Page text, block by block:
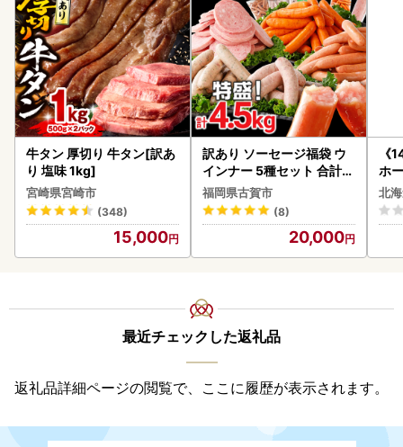
牛タン 厚切り 牛タン[訳あ
り 塩味 1kg]
宮崎県宮崎市
(348)
15,000
訳あり ソーセージ福袋 ウ
インナー 5種セット 合計4.
5kg ソーセージ
福岡県古賀市
(8)
20,000
《
ホ
( 飲
ク
贈
い
北
最近チェックした返礼品
返礼品詳細ページの閲覧で、ここに履歴が表示されます。